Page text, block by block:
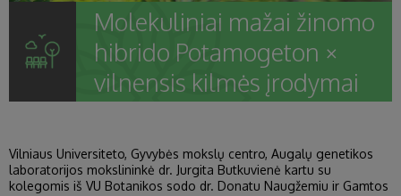
Molekuliniai mažai žinomo
hibrido Potamogeton ×
vilnensis kilmės įrodymai
Vilniaus Universiteto, Gyvybės mokslų centro, Augalų genetikos
laboratorijos mokslininkė dr. Jurgita Butkuvienė kartu su
kolegomis iš VU Botanikos sodo dr. Donatu Naugžemiu ir Gamtos